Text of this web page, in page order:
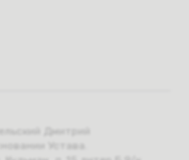
Дмитрий
Устава.